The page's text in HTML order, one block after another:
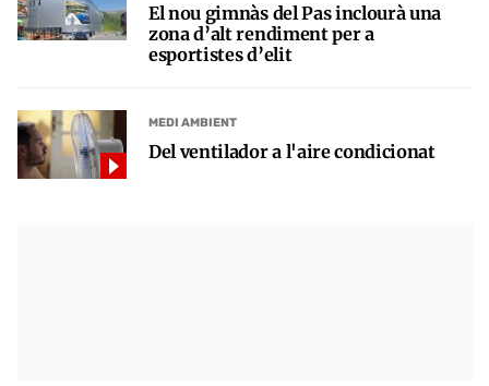
El nou gimnàs del Pas inclourà una
zona d’alt rendiment per a
esportistes d’elit
MEDI AMBIENT
Del ventilador a l'aire condicionat